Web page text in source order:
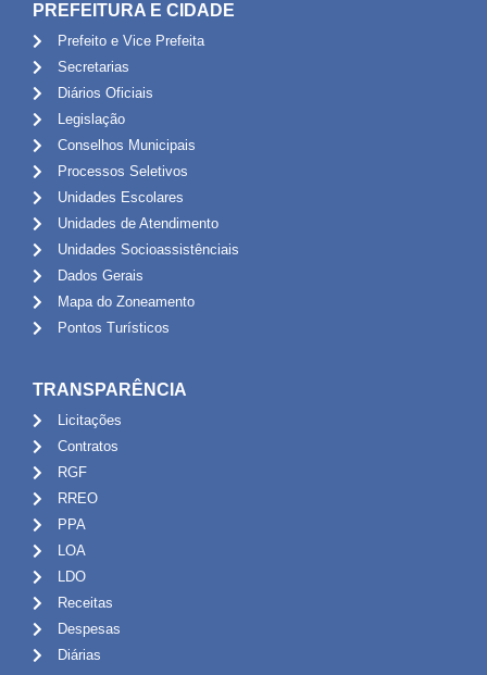
PREFEITURA E CIDADE
Prefeito e Vice Prefeita
Secretarias
Diários Oficiais
Legislação
Conselhos Municipais
Processos Seletivos
Unidades Escolares
Unidades de Atendimento
Unidades Socioassistênciais
Dados Gerais
Mapa do Zoneamento
Pontos Turísticos
TRANSPARÊNCIA
Licitações
Contratos
RGF
RREO
PPA
LOA
LDO
Receitas
Despesas
Diárias